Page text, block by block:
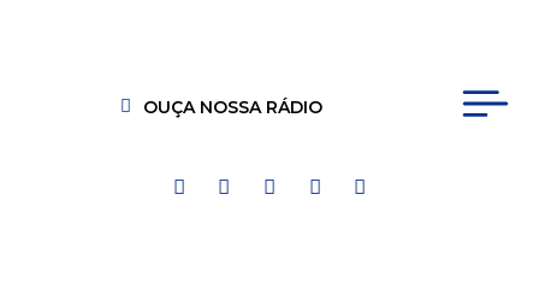
OUÇA NOSSA RÁDIO